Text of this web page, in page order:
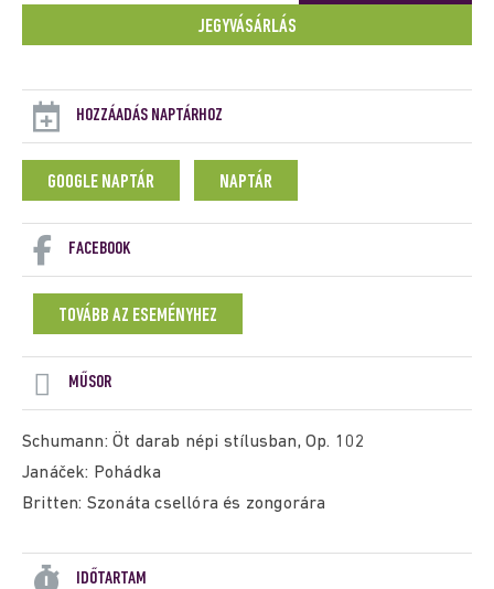
JEGYVÁSÁRLÁS
HOZZÁADÁS NAPTÁRHOZ
GOOGLE NAPTÁR NAPTÁR
FACEBOOK
TOVÁBB AZ ESEMÉNYHEZ
MŰSOR
Schumann: Öt darab népi stílusban, Op. 102
Janáček: Pohádka
Britten: Szonáta csellóra és zongorára
IDŐTARTAM